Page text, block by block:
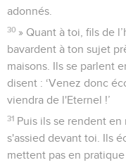
adonnés.
30 » Quant à toi, fils de
bavardent à ton sujet
maisons. Ils se parlent
disent : ‘Venez donc
viendra de l'Eternel !’
31 Puis ils se rendent
s'assied devant toi. Ils
mettent pas en